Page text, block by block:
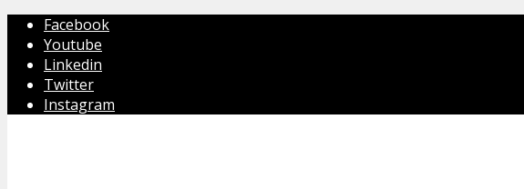
Facebook
Youtube
Linkedin
Twitter
Instagram